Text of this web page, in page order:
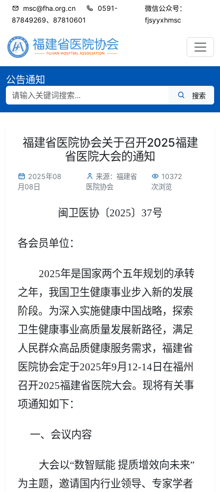
msc@fha.org.cn
0591-
87849269、87810601
微信公众号：
fjsyyxhmsc
公告通知
搜索
福建省医院协会关于召开2025福建
省医院大会的通知
2025年08
月08日
来源：福建省
医院协会
10372
次浏览
闽卫医协〔2025〕37号
各会员单位：
2025年是国家两个五年规划的承转
之年，我国卫生健康事业步入新的发展
阶段。 为深入实施健康中国战略，探索
卫生健康事业高质量发展新路径，满足
人民群众高品质健康服务需求， 福建省
医院协会定于2025年9月12-14日在福州
召开2025福建省医院大会。 现将有关事
项通知如下：
一、 会议内容
大会以“数智赋能 提质增效向未来”
为主题，邀请国内行业领导、专家学者